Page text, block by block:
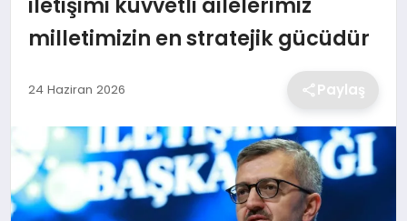
SİYASET
MAGAZİN
TEKNOLOJİ
milletimizin en stratejik gücüdür
24 Haziran 2026 Paylaş